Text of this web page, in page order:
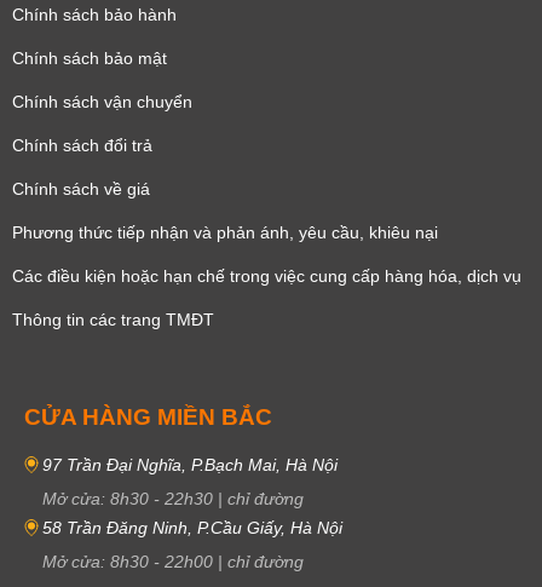
Chính sách bảo hành
Chính sách bảo mật
Chính sách vận chuyển
Chính sách đổi trả
Chính sách về giá
Phương thức tiếp nhận và phản ánh, yêu cầu, khiêu nại
Các điều kiện hoặc hạn chế trong việc cung cấp hàng hóa, dịch vụ
Thông tin các trang TMĐT
CỬA HÀNG MIỀN BẮC
97 Trần Đại Nghĩa, P.Bạch Mai, Hà Nội
Mở cửa: 8h30 - 22h30 | chỉ đường
58 Trần Đăng Ninh, P.Cầu Giấy, Hà Nội
Mở cửa: 8h30 - 22h00 | chỉ đường